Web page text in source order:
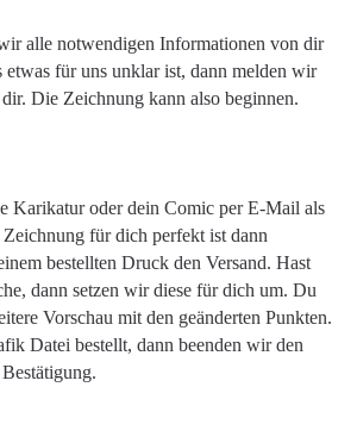
alle notwendigen Informationen von dir
etwas für uns unklar ist, dann melden wir
Die Zeichnung kann also beginnen.
Karikatur oder dein Comic per E-Mail als
für dich perfekt ist dann
bestellten Druck den Versand. Hast
dann setzen wir diese für dich um. Du
Vorschau mit den geänderten Punkten.
Datei bestellt, dann beenden wir den